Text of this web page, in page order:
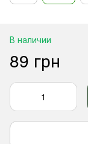
В наличии
89 грн